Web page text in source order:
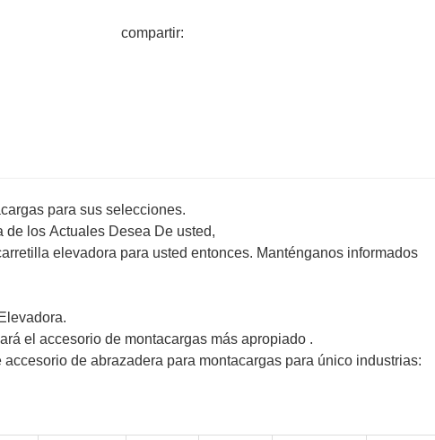
compartir:
para sus selecciones.
de los Actuales Desea De usted,
elevadora para usted entonces. Manténganos informados
el accesorio de montacargas más apropiado .
de abrazadera para montacargas para único industrias: